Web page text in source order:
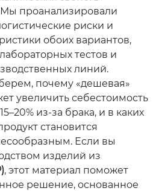
Мы проанализировали
риски и
обоих вариантов,
тестов и
линий.
почему «дешевая»
увеличить себестоимость
из-за брака, и в каких
становится
Если вы
изделий из
, этот материал поможет
решение, основанное